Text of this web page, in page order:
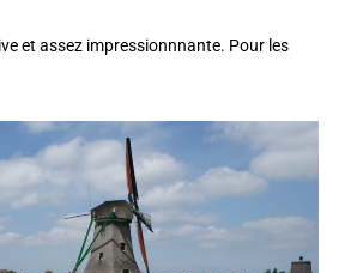
et assez impressionnnante. Pour les